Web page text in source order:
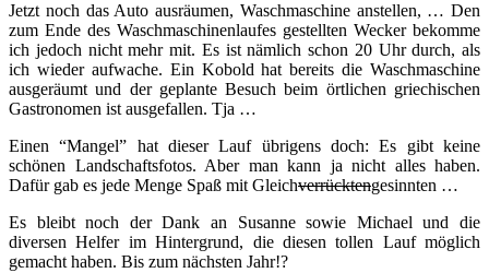
Jetzt noch das Auto ausräumen, Waschmaschine anstellen, … Den
zum Ende des Waschmaschinenlaufes gestellten Wecker bekomme
ich jedoch nicht mehr mit. Es ist nämlich schon 20 Uhr durch, als
ich wieder aufwache. Ein Kobold hat bereits die Waschmaschine
ausgeräumt und der geplante Besuch beim örtlichen griechischen
Gastronomen ist ausgefallen. Tja …
Einen “Mangel” hat dieser Lauf übrigens doch: Es gibt keine
schönen Landschaftsfotos. Aber man kann ja nicht alles haben.
Dafür gab es jede Menge Spaß mit Gleichverrücktengesinnten …
Es bleibt noch der Dank an Susanne sowie Michael und die
diversen Helfer im Hintergrund, die diesen tollen Lauf möglich
gemacht haben. Bis zum nächsten Jahr!?